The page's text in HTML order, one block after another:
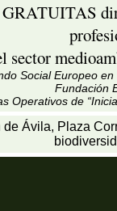
sector
Social Europeo
Fundación
Operativos de
de Ávila, Plaza